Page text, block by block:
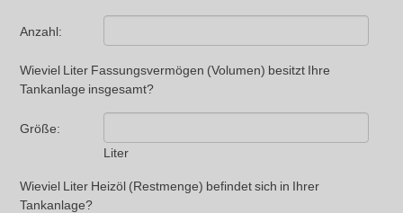
Anzahl:
Wieviel Liter Fassungsvermögen (Volumen) besitzt Ihre
Tankanlage insgesamt?
Größe:
Liter
Wieviel Liter Heizöl (Restmenge) befindet sich in Ihrer
Tankanlage?